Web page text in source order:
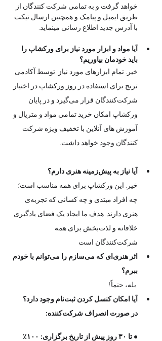
خواهد گرفت و به تمامی شرکت کنندگان از
طریق ایمیل و پیامک و همچنین ارسال تیکت
با آدرس جدید اطلاع رسانی مینماید.
آیا مواد و ابزار مورد نیاز برای ورکشاپ را
باید خودمان بیاوریم؟
خیر. تمام ابزارهای مورد نیاز  توسط آکادمی
ترنج برای استفاده در روز ورکشاپ در اختیار
شرکت‌کنندگان قرار می‌گیرد و در پایان
ورکشاپ امکان خرید تمامی مواد و متریال و
آموزش های آنلاین با تخفیف ویژه شرکت
کنندگان وجود خواهد داشت.
آیا نیاز به پیش‌زمینه هنری دارم؟
خیر. این ورکشاپ برای همه مناسب است؛
چه افراد مبتدی و چه کسانی که تجربه‌ی
هنری دارند. هدف ما ایجاد یک فضای یادگیری
خلاقانه و لذت‌بخش برای همه
شرکت‌کنندگان است
اثر هنری‌ای که می‌سازم را می‌توانم با خودم
ببرم؟
بله، حتماً!
آیا امکان کنسل کردن ثبت‌نام وجود دارد؟
در صورت انصراف شرکت‌کننده:
• تا ۳۰ روز پیش از تاریخ برگزاری: ۱۰۰٪